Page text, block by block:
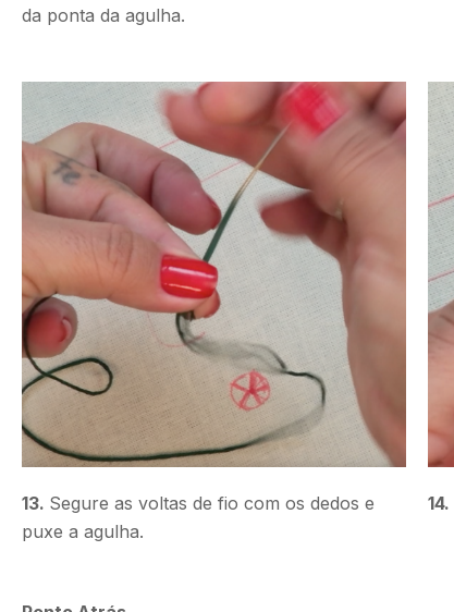
da ponta da agulha.
13. Segure as voltas de fio com os dedos e
puxe a agulha.
14.